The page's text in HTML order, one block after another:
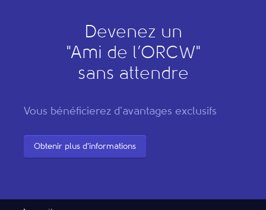
Devenez un
"Ami de l’ORCW"
sans attendre
Vous bénéficierez d'avantages exclusifs
Obtenir plus d'informations